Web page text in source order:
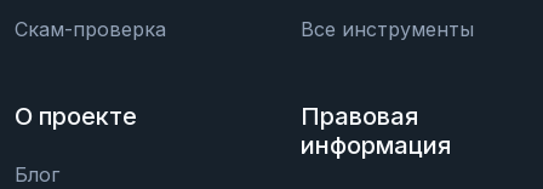
Скам-проверка
Все инструменты
О проекте
Блог
Правовая
информация